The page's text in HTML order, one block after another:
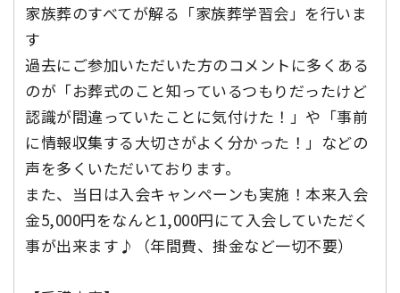
家族葬のすべてが解る「家族葬学習会」を行いま
す
過去にご参加いただいた方のコメントに多くある
のが「お葬式のこと知っているつもりだったけど
認識が間違っていたことに気付けた！」や「事前
に情報収集する大切さがよく分かった！」などの
声を多くいただいております。
また、当日は入会キャンペーンも実施！本来入会
金5,000円をなんと1,000円にて入会していただく
事が出来ます♪（年間費、掛金など一切不要）